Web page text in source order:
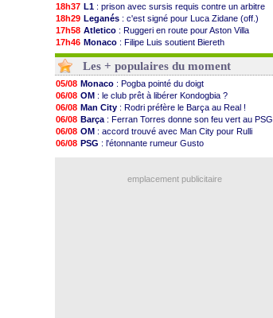
18h37 L1 : prison avec sursis requis contre un arbitre
18h29 Leganés : c'est signé pour Luca Zidane (off.)
17h58 Atletico : Ruggeri en route pour Aston Villa
17h46 Monaco : Filipe Luis soutient Biereth
17h32 Lyon: Mangala prêté à Getafe (officiel)
17h16
PSG : Nsoki va signer en Croatie
16h59 Arsenal: Naples vise Gabriel Jesus
16h37
Real: Mastantuono prêté à la Fiorentina (off.)
16h33
Man City: accord avec le Barça pour Rodri ?
16h27
Rennes : Haise a prolongé (officiel)
16h22
Palace : Tomiyasu a convaincu (officiel)
16h07
OM : B. Genesio - "ce n'est pas idéal"
15h46
TFC : Sion Oppong signe pour 4 ans (officiel)
: Mbaye, deux pistes se détachent
Les + populaires du moment
05/08 Monaco : Pogba pointé du doigt
06/08 OM : le club prêt à libérer Kondogbia ?
06/08 Man City : Rodri préfère le Barça au Real !
06/08 Barça : Ferran Torres donne son feu vert au PSG
06/08 OM : accord trouvé avec Man City pour Rulli
06/08 PSG : l'étonnante rumeur Gusto
emplacement publicitaire